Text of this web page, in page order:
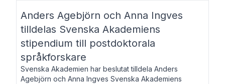
Anders Agebjörn och Anna Ingves
tilldelas Svenska Akademiens
stipendium till postdoktorala
språkforskare
Svenska Akademien har beslutat tilldela Anders
Agebjörn och Anna Ingves Svenska Akademiens